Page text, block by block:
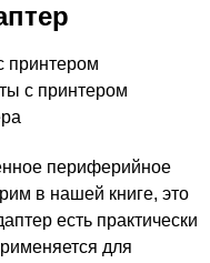
принтером
с принтером
периферийное
в нашей книге, это
есть практически
для